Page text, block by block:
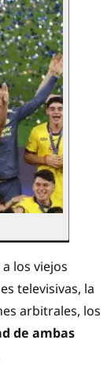
los viejos
televisivas, la
arbitrales, los
de ambas